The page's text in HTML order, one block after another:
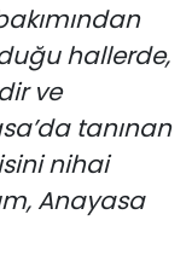
hallerde,
ve
tanınan
nihai
Anayasa